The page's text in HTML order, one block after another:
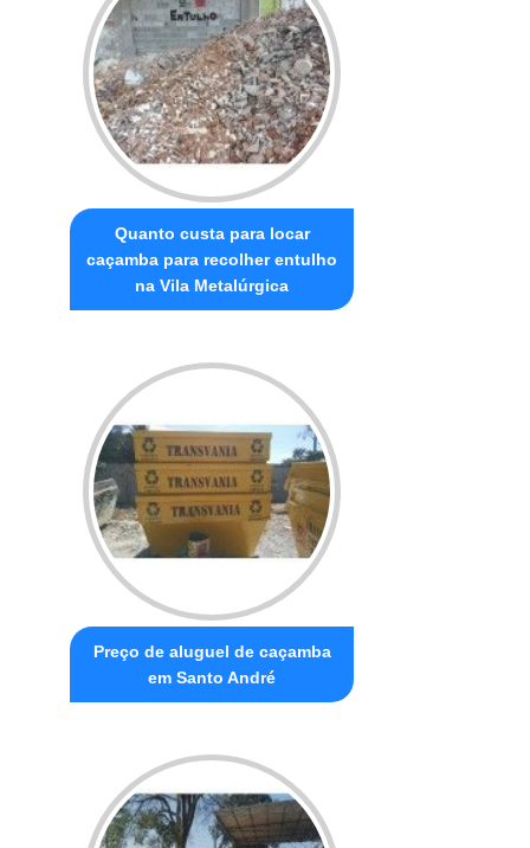
Quanto custa para locar
caçamba para recolher entulho
na Vila Metalúrgica
Preço de aluguel de caçamba
em Santo André